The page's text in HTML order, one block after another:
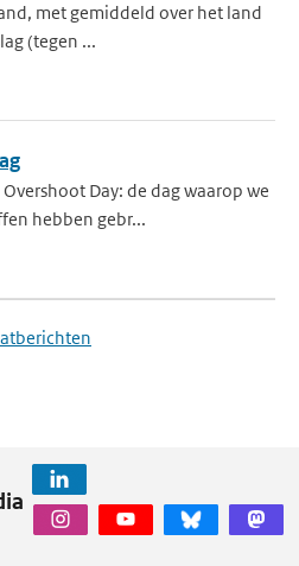
met gemiddeld over het land
(tegen ...
Day: de dag waarop we
hebben gebr...